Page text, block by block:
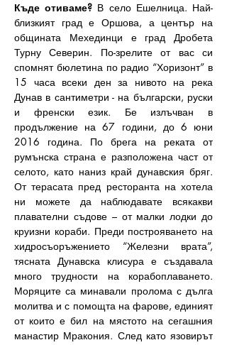
Къде отиваме? В село Ешелница. Най-
близкият град е Оршова, а център на
общината Мехединци е град Дробета
Турну Северин. По-зрелите от вас си
спомнят бюлетина по радио “Хоризонт” в
15 часа всеки ден за нивото на река
Дунав в сантиметри - на български, руски
и френски език. Бе излъчван в
продължение на 67 години, до 6 юни
2016 година. По брега на реката от
румънска страна е разположена част от
селото, като наниз край дунавския бряг.
От терасата пред ресторанта на хотела
ни можете да наблюдавате всякакви
плавателни съдове – от малки лодки до
круизни кораби. Преди построяването на
хидросъоръжението “Железни врата”,
тясната Дунавска клисура е създавала
много трудности на корабоплаването.
Моряците са минавали пролома с дълга
молитва и с помощта на фарове, единият
от които е бил на мястото на сегашния
манастир Мракония. След като язовирът